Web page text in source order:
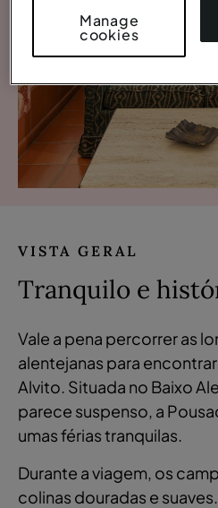
VISTA GERAL
Tranquilo e
Vale a pena percorrer as
alentejanas para
Alvito. Situada no Baixo
parece suspenso, a
umas férias tranquilas.
Durante a viagem, os
colinas douradas e
Manage
cookies